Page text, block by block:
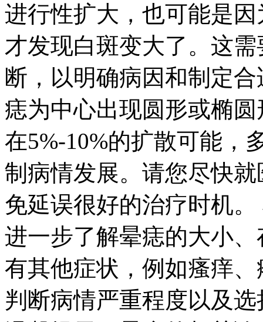
进行性扩大，也可能是
才发现白斑变大了。这
断，以明确病因和制定
痣为中心出现圆形或椭
在5%-10%的扩散可能，
制病情发展。请您尽快
免延误很好的治疗时机
进一步了解晕痣的大小
有其他症状，例如瘙痒
判断病情严重程度以及